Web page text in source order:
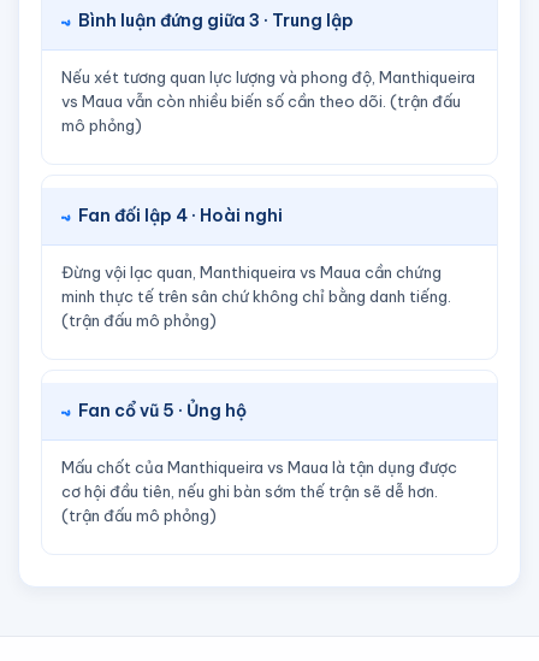
Bình luận đứng giữa 3 · Trung lập
Nếu xét tương quan lực lượng và phong độ, Manthiqueira
vs Maua vẫn còn nhiều biến số cần theo dõi. (trận đấu
mô phỏng)
Fan đối lập 4 · Hoài nghi
Đừng vội lạc quan, Manthiqueira vs Maua cần chứng
minh thực tế trên sân chứ không chỉ bằng danh tiếng.
(trận đấu mô phỏng)
Fan cổ vũ 5 · Ủng hộ
Mấu chốt của Manthiqueira vs Maua là tận dụng được
cơ hội đầu tiên, nếu ghi bàn sớm thế trận sẽ dễ hơn.
(trận đấu mô phỏng)